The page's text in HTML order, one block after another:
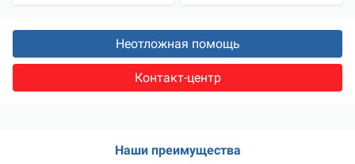
Неотложная помощь
Контакт-центр
Наши преимущества